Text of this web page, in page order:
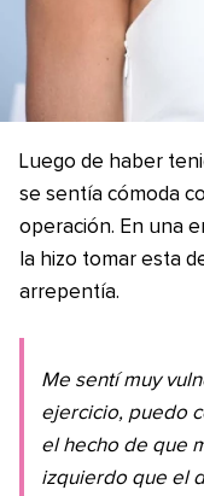
Luego de haber
se sentía cómoda
operación. En una
la hizo tomar esta
arrepentía.
Me sentí muy
ejercicio, puedo
el hecho de que
izquierdo que el